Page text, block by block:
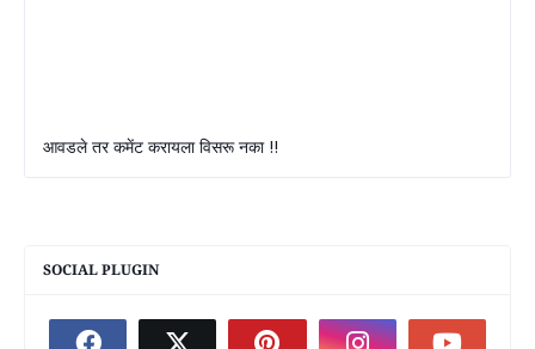
आवडले तर कमेंट करायला विसरू नका !!
SOCIAL PLUGIN